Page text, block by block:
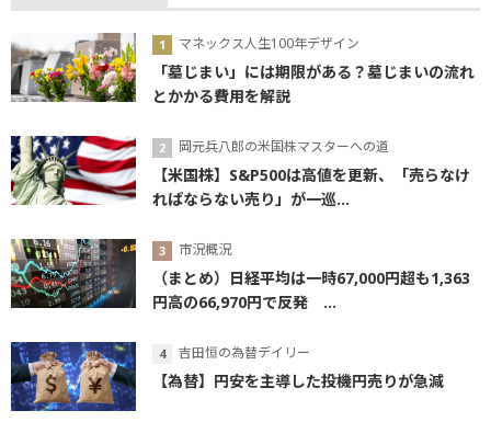
マネックス人生100年デザイン
「墓じまい」には期限がある？墓じまいの流れ
とかかる費用を解説
岡元兵八郎の米国株マスターへの道
【米国株】S&P500は高値を更新、「売らなけ
ればならない売り」が一巡...
市況概況
（まとめ）日経平均は一時67,000円超も1,363
円高の66,970円で反発 ...
吉田恒の為替デイリー
【為替】円安を主導した投機円売りが急減